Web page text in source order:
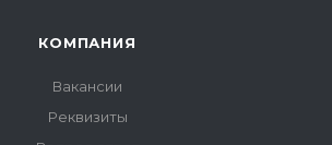
КОМПАНИЯ
Вакансии
Реквизиты